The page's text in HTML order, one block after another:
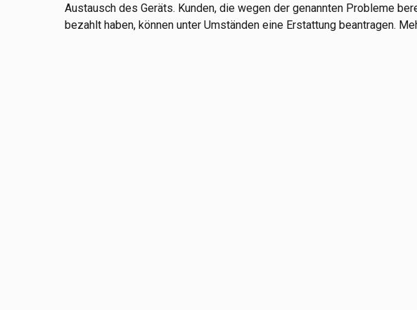
Austausch des Geräts. Kunden, die wegen der genannten Probleme
bezahlt haben, können unter Umständen eine Erstattung beantragen.